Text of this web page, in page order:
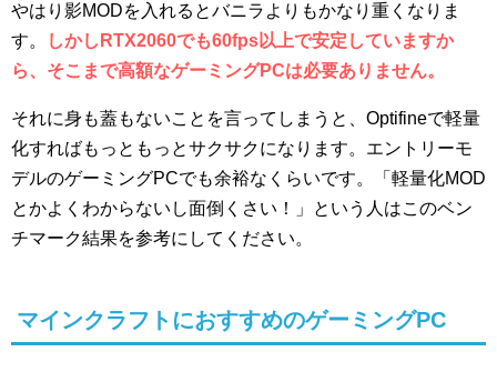
やはり影MODを入れるとバニラよりもかなり重くなりま
す。
しかしRTX2060でも60fps以上で安定していますか
ら、そこまで高額なゲーミングPCは必要ありません。
それに身も蓋もないことを言ってしまうと、Optifineで軽量
化すればもっともっとサクサクになります。エントリーモ
デルのゲーミングPCでも余裕なくらいです。「軽量化MOD
とかよくわからないし面倒くさい！」という人はこのベン
チマーク結果を参考にしてください。
マインクラフトにおすすめのゲーミングPC